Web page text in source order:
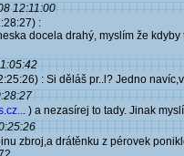
12:11:00
:
docela drahý, myslím že
: Si děláš pr..l? Jedno
) a nezasírej to tady. Jinak
zbroj,a drátěnku z pérovek